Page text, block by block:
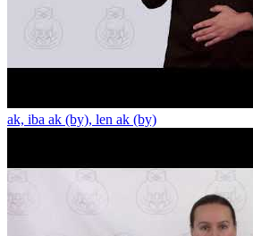
ak, iba ak (by), len ak (by)